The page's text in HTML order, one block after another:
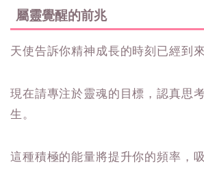
屬靈覺醒的前兆
天使告訴你精神成長的時刻已經到來
現在請專注於靈魂的目標，認真思
生。
這種積極的能量將提升你的頻率，